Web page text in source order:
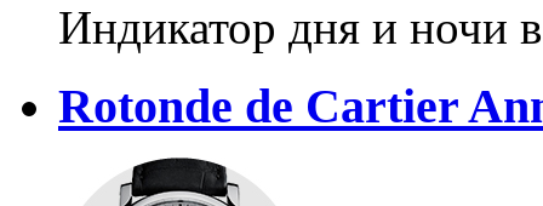
Индикатор дня и ночи
Rotonde de Cartier